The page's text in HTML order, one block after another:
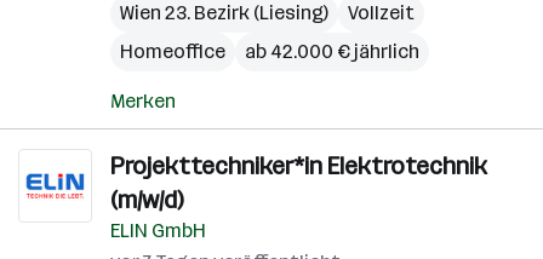
Wien 23. Bezirk (Liesing)
Vollzeit
Homeoffice
ab 42.000 € jährlich
Merken
Projekttechniker*in Elektrotechnik
(m/w/d)
ELIN GmbH